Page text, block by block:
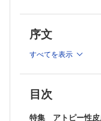
③アトピー性皮膚炎を
④アトピー性皮膚炎
①アトピー性皮膚炎
援……髙橋育子，他
③アトピー性皮膚炎
序文
すべてを表示
目次
特集 アトピー性